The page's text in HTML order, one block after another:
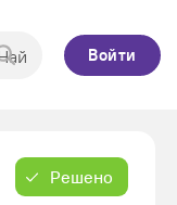
Войти
Решено